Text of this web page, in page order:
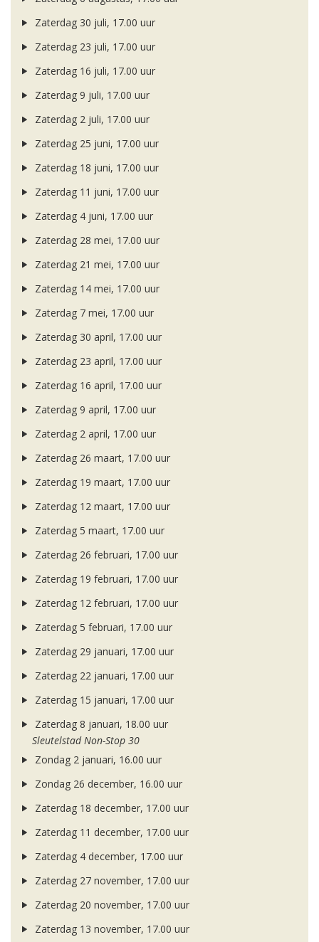
Zaterdag 30 juli, 17.00 uur
Zaterdag 23 juli, 17.00 uur
Zaterdag 16 juli, 17.00 uur
Zaterdag 9 juli, 17.00 uur
Zaterdag 2 juli, 17.00 uur
Zaterdag 25 juni, 17.00 uur
Zaterdag 18 juni, 17.00 uur
Zaterdag 11 juni, 17.00 uur
Zaterdag 4 juni, 17.00 uur
Zaterdag 28 mei, 17.00 uur
Zaterdag 21 mei, 17.00 uur
Zaterdag 14 mei, 17.00 uur
Zaterdag 7 mei, 17.00 uur
Zaterdag 30 april, 17.00 uur
Zaterdag 23 april, 17.00 uur
Zaterdag 16 april, 17.00 uur
Zaterdag 9 april, 17.00 uur
Zaterdag 2 april, 17.00 uur
Zaterdag 26 maart, 17.00 uur
Zaterdag 19 maart, 17.00 uur
Zaterdag 12 maart, 17.00 uur
Zaterdag 5 maart, 17.00 uur
Zaterdag 26 februari, 17.00 uur
Zaterdag 19 februari, 17.00 uur
Zaterdag 12 februari, 17.00 uur
Zaterdag 5 februari, 17.00 uur
Zaterdag 29 januari, 17.00 uur
Zaterdag 22 januari, 17.00 uur
Zaterdag 15 januari, 17.00 uur
Zaterdag 8 januari, 18.00 uur
Sleutelstad Non-Stop 30
Zondag 2 januari, 16.00 uur
Zondag 26 december, 16.00 uur
Zaterdag 18 december, 17.00 uur
Zaterdag 11 december, 17.00 uur
Zaterdag 4 december, 17.00 uur
Zaterdag 27 november, 17.00 uur
Zaterdag 20 november, 17.00 uur
Zaterdag 13 november, 17.00 uur